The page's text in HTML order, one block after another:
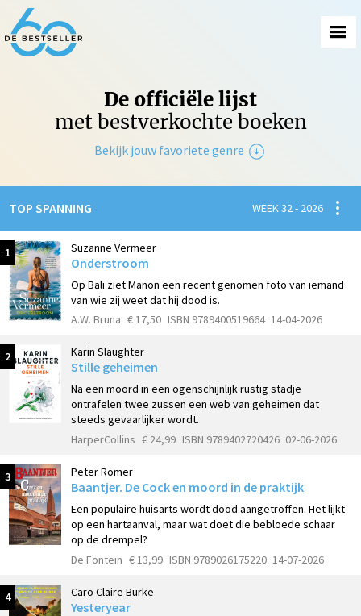
De officiële lijst
met bestverkochte boeken
Bekijk jouw favoriete genre
Fictie
TOP SPANNING WEEK 32 - 2026
1 Suzanne Vermeer
Onderstroom
Op Bali ziet Manon een recent genomen foto van iemand
van wie zij weet dat hij dood is.
A.W. Bruna € 17,50 ISBN 9789400519664 14-04-2026
2 Karin Slaughter
Stille geheimen
Na een moord in een ogenschijnlijk rustig stadje
ontrafelen twee zussen een web van geheimen dat
steeds gevaarlijker wordt.
HarperCollins € 24,99 ISBN 9789402720426 02-06-2026
3 Peter Römer
Baantjer. De Cock en moord in de praktijk
Een populaire huisarts wordt dood aangetroffen. Het lijkt
op een hartaanval, maar wat doet die bebloede schaar
op de drempel?
De Fontein € 13,99 ISBN 9789026175220 14-07-2026
4 Caro Claire Burke
Yesteryear